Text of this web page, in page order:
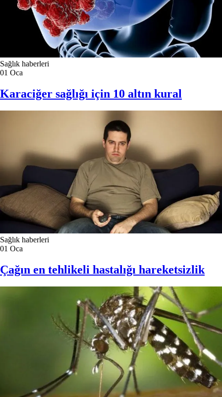
Sağlık haberleri
01 Oca
Karaciğer sağlığı için 10 altın kural
Sağlık haberleri
01 Oca
Çağın en tehlikeli hastalığı hareketsizlik